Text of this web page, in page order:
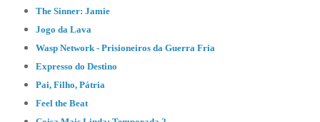
The Sinner: Jamie
Jogo da Lava
Wasp Network - Prisioneiros da Guerra Fria
Expresso do Destino
Pai, Filho, Pátria
Feel the Beat